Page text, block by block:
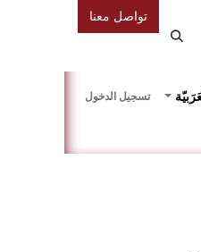
تواصل معنا
تسجيل الدخول